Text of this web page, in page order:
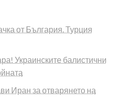
от България. Турция
Украинските балистични
Иран за отварянето на